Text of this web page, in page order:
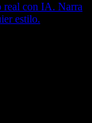
real con IA. Narra
estilo.